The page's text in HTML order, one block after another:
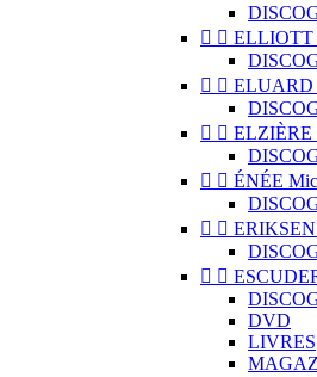
  ELLIOTT
  ELUARD
  ELZIÈRE
  ÉNÉE
 
 
DVD
LIVRES